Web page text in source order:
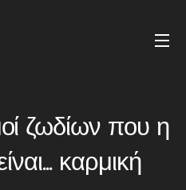
ζωδίων που η
καρμική